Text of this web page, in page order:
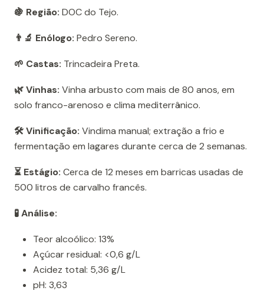
🍇 Região: DOC do Tejo.
👨‍🔬 Enólogo: Pedro Sereno.
🌱 Castas: Trincadeira Preta.
🌿 Vinhas: Vinha arbusto com mais de 80 anos, em
solo franco-arenoso e clima mediterrânico.
🛠️ Vinificação: Vindima manual; extração a frio e
fermentação em lagares durante cerca de 2 semanas.
⏳ Estágio: Cerca de 12 meses em barricas usadas de
500 litros de carvalho francês.
🧪 Análise:
Teor alcoólico: 13%
Açúcar residual: <0,6 g/L
Acidez total: 5,36 g/L
pH: 3,63